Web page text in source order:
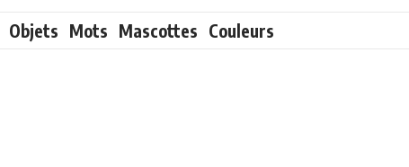
Objets Mots Mascottes Couleurs